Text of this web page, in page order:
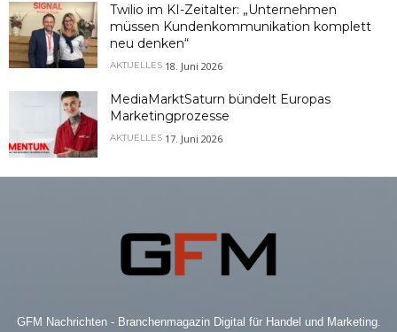
Twilio im KI-Zeitalter: „Unternehmen
müssen Kundenkommunikation komplett
neu denken“
AKTUELLES 18. Juni 2026
MediaMarktSaturn bündelt Europas
Marketingprozesse
AKTUELLES 17. Juni 2026
GFM Nachrichten - Branchenmagazin Digital für Handel und Marketing.